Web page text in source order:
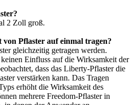
2 Zoll groß.
Pflaster auf einmal tragen?
gleichzeitig getragen werden.
Einfluss auf die Wirksamkeit der
dass das Liberty-Pflaster die
verstärken kann. Das Tragen
erhöht die Wirksamkeit des
mehrere Freedom-Pflaster in